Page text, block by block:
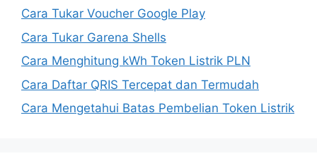
Cara Tukar Voucher Google Play
Cara Tukar Garena Shells
Cara Menghitung kWh Token Listrik PLN
Cara Daftar QRIS Tercepat dan Termudah
Cara Mengetahui Batas Pembelian Token Listrik